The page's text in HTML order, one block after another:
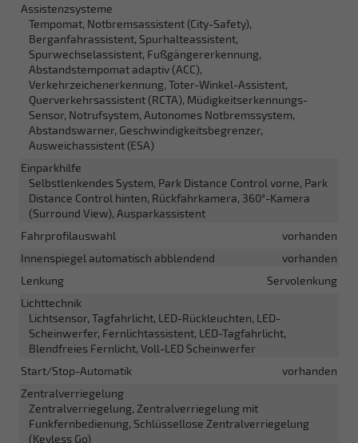
Assistenzsysteme
Tempomat, Notbremsassistent (City-Safety),
Berganfahrassistent, Spurhalteassistent,
Spurwechselassistent, Fußgängererkennung,
Abstandstempomat adaptiv (ACC),
Verkehrzeichenerkennung, Toter-Winkel-Assistent,
Querverkehrsassistent (RCTA), Müdigkeitserkennungs-
Sensor, Notrufsystem, Autonomes Notbremssystem,
Abstandswarner, Geschwindigkeitsbegrenzer,
Ausweichassistent (ESA)
Einparkhilfe
Selbstlenkendes System, Park Distance Control vorne, Park
Distance Control hinten, Rückfahrkamera, 360°-Kamera
(Surround View), Ausparkassistent
Fahrprofilauswahl
vorhanden
Innenspiegel automatisch abblendend
vorhanden
Lenkung
Servolenkung
Lichttechnik
Lichtsensor, Tagfahrlicht, LED-Rückleuchten, LED-
Scheinwerfer, Fernlichtassistent, LED-Tagfahrlicht,
Blendfreies Fernlicht, Voll-LED Scheinwerfer
Start/Stop-Automatik
vorhanden
Zentralverriegelung
Zentralverriegelung, Zentralverriegelung mit
Funkfernbedienung, Schlüssellose Zentralverriegelung
(Keyless Go)